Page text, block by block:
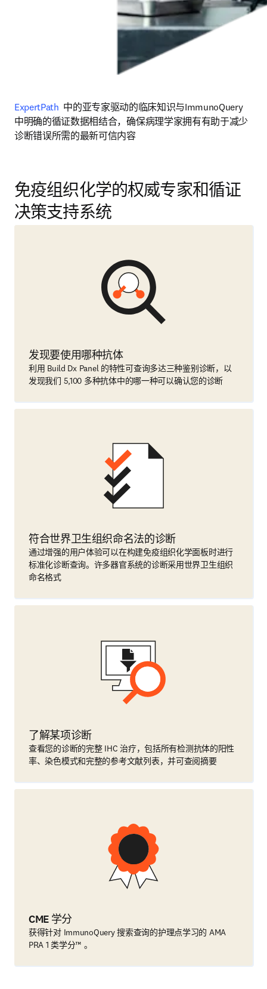
ExpertPath
  中的亚专家驱动的临床知识与ImmunoQuery
中明确的循证数据相结合，确保病理学家拥有有助于减少
诊断错误所需的最新可信内容
免疫组织化学的权威专家和循证
决策支持系统
发现要使用哪种抗体
利用 Build Dx Panel 的特性可查询多达三种鉴别诊断，以
发现我们 5,100 多种抗体中的哪一种可以确认您的诊断
符合世界卫生组织命名法的诊断
通过增强的用户体验可以在构建免疫组织化学面板时进行
标准化诊断查询。许多器官系统的诊断采用世界卫生组织
命名格式
了解某项诊断
查看您的诊断的完整 IHC 治疗，包括所有检测抗体的阳性
率、染色模式和完整的参考文献列表，并可查阅摘要
CME 学分
获得针对 ImmunoQuery 搜索查询的护理点学习的 AMA
PRA 1 类学分™ 。